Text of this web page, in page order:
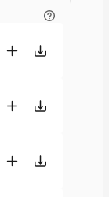
Energetic,Playful
,Playful,